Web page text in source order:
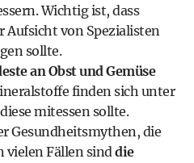
Wichtig ist, dass
Aufsicht von Spezialisten
sollte.
an Obst und Gemüse
finden sich unter
mitessen sollte.
Gesundheitsmythen, die
vielen Fällen sinddie